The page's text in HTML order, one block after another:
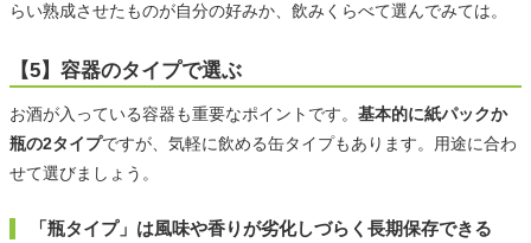
らい熟成させたものが自分の好みか、飲みくらべて選んでみては。
【5】容器のタイプで選ぶ
お酒が入っている容器も重要なポイントです。 基本的に紙パックか
瓶の2タイプですが、気軽に飲める缶タイプもあります。用途に合わ
せて選びましょう。
「瓶タイプ」は風味や香りが劣化しづらく長期保存できる